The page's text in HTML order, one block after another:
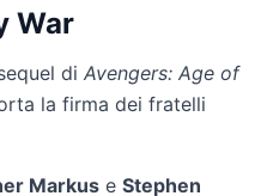
War
di Avengers: Age of
la firma dei fratelli
Markus e Stephen